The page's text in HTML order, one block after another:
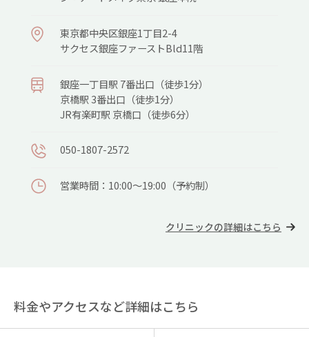
東京都中央区銀座1丁目2-4
サクセス銀座ファーストBld11階
銀座⼀丁⽬駅 7番出⼝（徒歩1分）
京橋駅 3番出⼝（徒歩1分）
JR有楽町駅 京橋⼝（徒歩6分）
050-1807-2572
営業時間：10:00～19:00（予約制）
クリニックの詳細はこちら
料金やアクセスなど詳細はこちら